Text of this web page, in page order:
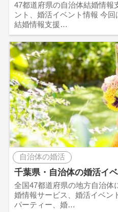
47都道府県の自治体結婚情報
ント、婚活イベント情報 今
結婚情報支援…
自治体の婚活
千葉県・自治体の婚活イ
全国47都道府県の地方自治体
婚情報サービス、婚活イベン
パーティー、婚…